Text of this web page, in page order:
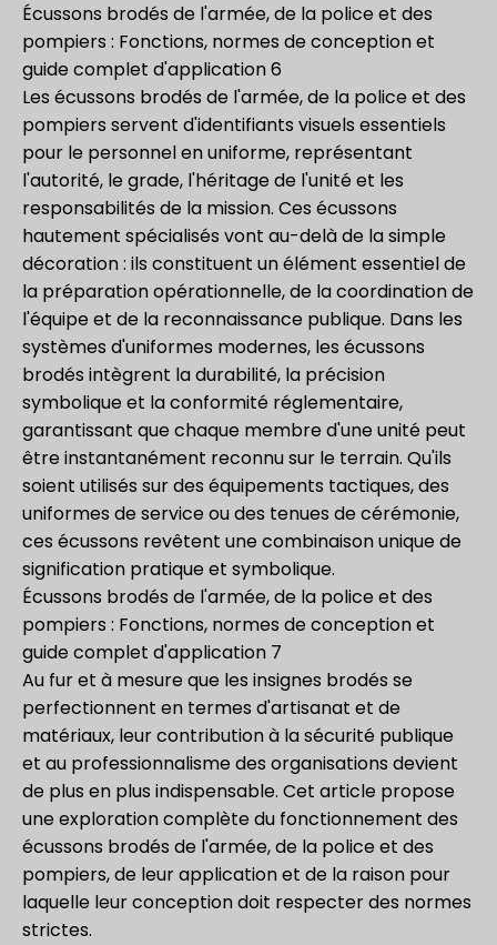
Écussons brodés de l'armée, de la police et des
pompiers : Fonctions, normes de conception et
guide complet d'application 6
Les écussons brodés de l'armée, de la police et des
pompiers servent d'identifiants visuels essentiels
pour le personnel en uniforme, représentant
l'autorité, le grade, l'héritage de l'unité et les
responsabilités de la mission. Ces écussons
hautement spécialisés vont au-delà de la simple
décoration : ils constituent un élément essentiel de
la préparation opérationnelle, de la coordination de
l'équipe et de la reconnaissance publique. Dans les
systèmes d'uniformes modernes, les écussons
brodés intègrent la durabilité, la précision
symbolique et la conformité réglementaire,
garantissant que chaque membre d'une unité peut
être instantanément reconnu sur le terrain. Qu'ils
soient utilisés sur des équipements tactiques, des
uniformes de service ou des tenues de cérémonie,
ces écussons revêtent une combinaison unique de
signification pratique et symbolique.
Écussons brodés de l'armée, de la police et des
pompiers : Fonctions, normes de conception et
guide complet d'application 7
Au fur et à mesure que les insignes brodés se
perfectionnent en termes d'artisanat et de
matériaux, leur contribution à la sécurité publique
et au professionnalisme des organisations devient
de plus en plus indispensable. Cet article propose
une exploration complète du fonctionnement des
écussons brodés de l'armée, de la police et des
pompiers, de leur application et de la raison pour
laquelle leur conception doit respecter des normes
strictes.